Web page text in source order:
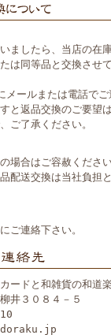
ましたら、当店の在
は同等品と交換させ
メールまたは電話でご
と返品交換のご要望
ご了承ください。
場合はご容赦くださ
配送交換は当社負担
ご連絡下さい。
ードと和雑貨の和道楽
井３０８４－５